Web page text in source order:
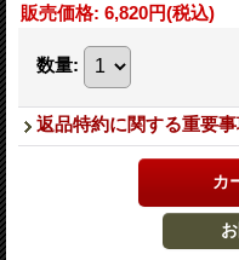
販売価格: 6,820円(税込)
数量:
返品特約に関する重要